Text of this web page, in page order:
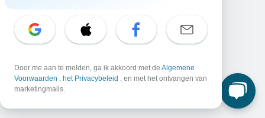
Annuleringsvoorwaarden
Community
Platform voor Georganiseerde Avonturen
Georganiseerde Avonturen uitgelegd
Door me aan te melden, ga ik akkoord met de Algemene
Voorwaarden , het Privacybeleid , en met het ontvangen van
marketingmails.